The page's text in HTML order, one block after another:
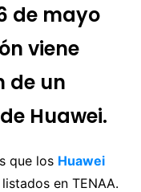
de mayo
viene
de un
Huawei.
que los Huawei
en TENAA.